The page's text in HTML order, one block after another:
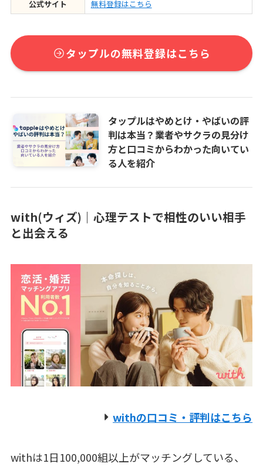
公式サイト
無料登録はこちら
タップルの無料登録はこちら
タップルはやめとけ・やばいの評
判は本当？業者やサクラの見分け
方と口コミからわかった向いてい
る人を紹介
with(ウィズ)｜心理テストで相性のいい相手
と出会える
withの口コミ・評判はこちら
withは1日100,000組以上がマッチングしている、